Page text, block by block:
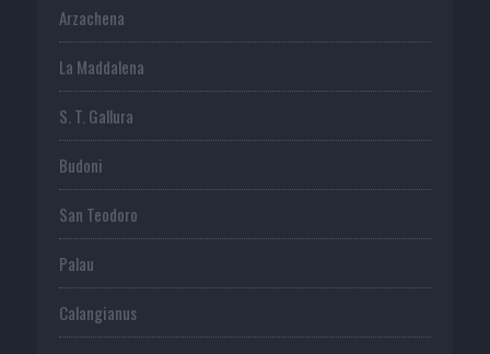
Arzachena
La Maddalena
S. T. Gallura
Budoni
San Teodoro
Palau
Calangianus